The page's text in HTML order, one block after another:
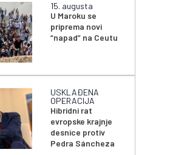
15. augusta
U Maroku se
priprema novi
“napad” na Ceutu
USKLAĐENA
OPERACIJA
Hibridni rat
evropske krajnje
desnice protiv
Pedra Sáncheza